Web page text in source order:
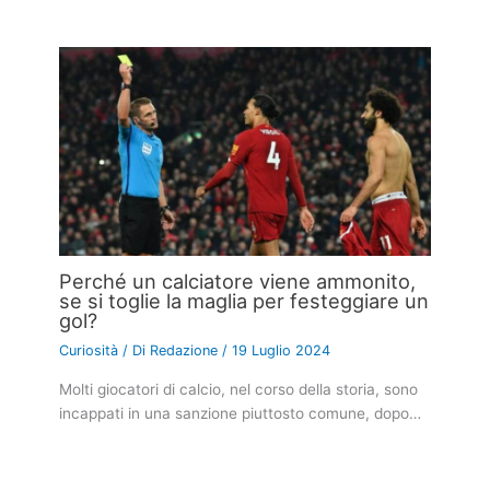
Perché un calciatore viene ammonito,
se si toglie la maglia per festeggiare un
gol?
Curiosità / Di Redazione /19 Luglio 2024
Molti giocatori di calcio, nel corso della storia, sono
incappati in una sanzione piuttosto comune, dopo…